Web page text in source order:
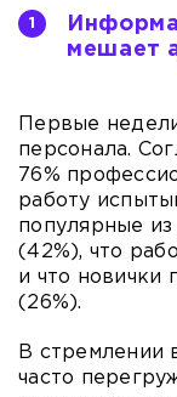
мешает
Первые
персонала.
76%
работу
популярные из
(42%), что
и что новички
(26%).
В стремлении
часто